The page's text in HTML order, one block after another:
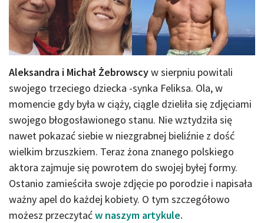
Aleksandra i Michał Żebrowscyw sierpniu powitali
swojego trzeciego dziecka -synka Feliksa. Ola, w
momencie gdy była w ciąży, ciągle dzieliła się zdjęciami
swojego błogosławionego stanu. Nie wztydziła się
nawet pokazać siebie w niezgrabnej bieliźnie z dość
wielkim brzuszkiem. Teraz żona znanego polskiego
aktora zajmuje się powrotem do swojej byłej formy.
Ostanio zamieściła swoje zdjęcie po porodzie i napisała
ważny apel do każdej kobiety. O tym szczegółowo
możesz przeczytaćw naszym artykule.